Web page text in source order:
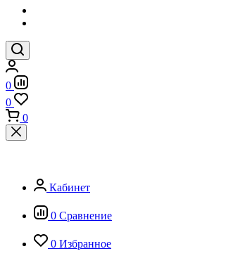
0
0
0
Кабинет
0 Сравнение
0 Избранное